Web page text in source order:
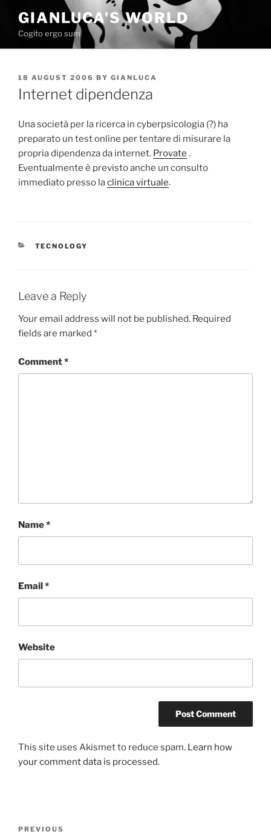
content
GIANLUCA'S WORLD
Cogito ergo sum
POSTED
ON
18 AUGUST 2006 BY GIANLUCA
Internet dipendenza
Una società per la ricerca in cyberpsicologia (?) ha
preparato un test online per tentare di misurare la
propria dipendenza da internet. Provate .
Eventualmente è previsto anche un consulto
immediato presso laclinica virtuale.
CATEGORIES
TECNOLOGY
Leave a Reply
Your email address will not be published. Required
fields are marked *
Comment*
Name*
Email*
Website
This site uses Akismet to reduce spam. Learn how
your comment data is processed.
Previous
PREVIOUS